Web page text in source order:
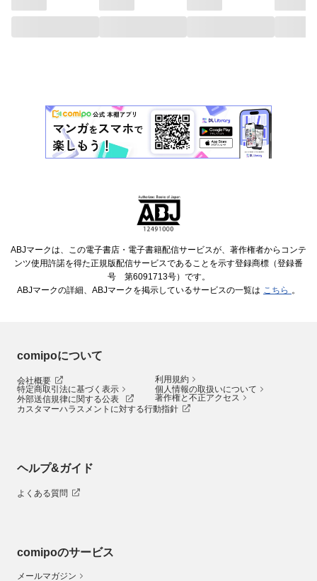
ABJマークは、この電子書店・電子書籍配信サービスが、著作権者からコンテ
ンツ使用許諾を得た正規版配信サービスであることを示す登録商標（登録番
号 第6091713号）です。
ABJマークの詳細、ABJマークを掲示しているサービスの一覧は こちら 。
comipoについて
会社概要
利用規約
特定商取引法に基づく表示
個人情報の取扱いについて
外部送信規律に関する公表
著作権と不正アクセス
カスタマーハラスメントに対する行動指針
ヘルプ&ガイド
よくある質問
comipoのサービス
メールマガジン